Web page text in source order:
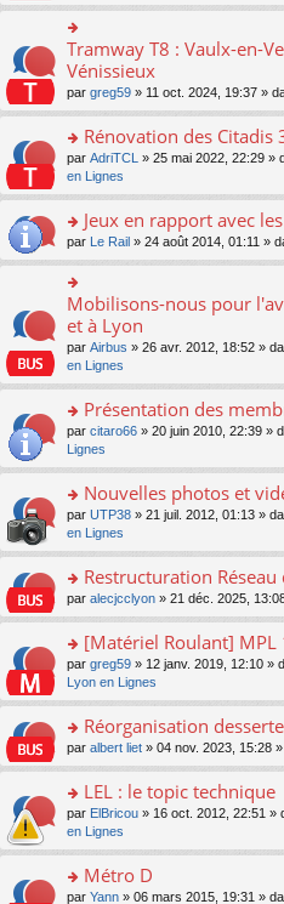
s
ult
er
le
m
e
s
s
g
o
n
lu
le
pl
u
s
ré
c
e
nt
o
n
ult
er
le
m
e
s
a
g
e
n
o
n
le
u
s
ré
c
e
Tramway T8 : Vaulx-en-
Vénissieux
par greg59 » 11 oct. 2024, 19:37 »
o
n
s
er
le
m
e
s
s
g
o
n
lu
le
u
s
ré
c
e
nt
Rénovation des Citadis
par AdriTCL » 25 mai 2022, 22:29 »
en Lignes
o
n
s
ult
er
le
m
e
s
s
g
o
n
lu
le
u
s
ré
c
e
nt
Jeux en rapport avec
par Le Rail » 24 août 2014, 01:11 »
o
n
ult
le
m
e
s
s
g
e
n
o
n
lu
u
s
ré
c
e
Mobilisons-nous pour
et à Lyon
par Airbus » 26 avr. 2012, 18:52 »
en Lignes
o
s
er
le
m
e
s
s
e
n
o
n
lu
pl
s
ré
c
e
Présentation des
par citaro66 » 20 juin 2010, 22:39 »
Lignes
o
n
s
er
le
m
e
s
s
e
n
o
n
le
s
ré
Nouvelles photos et
par UTP38 » 21 juil. 2012, 01:13 »
en Lignes
o
n
ult
er
le
m
e
s
g
e
n
o
n
Restructuration
par alecjcclyon » 21 déc. 2025,
o
s
er
le
m
e
s
s
e
n
[Matériel Roulant] MPL
par greg59 » 12 janv. 2019, 12:10 »
Lyon en Lignes
o
n
ult
er
le
m
e
s
Réorganisation
par albert liet » 04 nov. 2023, 15:28
o
n
s
er
LEL : le topic technique
par ElBricou » 16 oct. 2012, 22:51 »
en Lignes
o
Métro D
par Yann » 06 mars 2015, 19:31 »